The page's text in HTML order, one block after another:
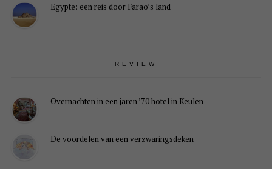
Egypte: een reis door Farao’s land
REVIEW
Overnachten in een jaren ’70 hotel in Keulen
De voordelen van een verzwaringsdeken